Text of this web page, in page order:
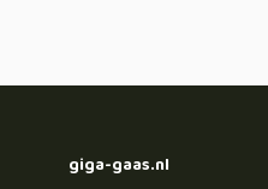
giga-gaas.nl